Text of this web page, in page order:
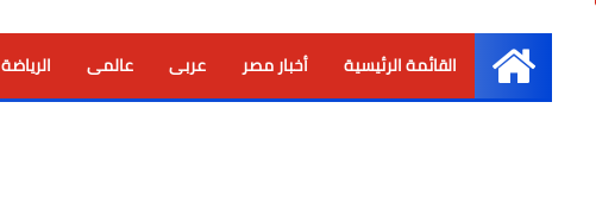
الرئيسية
القائمة الرئيسية أخبار مصر عربى عالمى الرياضة